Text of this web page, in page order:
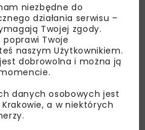
NBI 5 MINUT CZYTANIA
pod ziemię
niezbędne do
działania serwisu –
Twojej zgody.
poprawi Twoje
naszym Użytkownikiem.
dobrowolna i można ją
danych osobowych jest
a w niektórych